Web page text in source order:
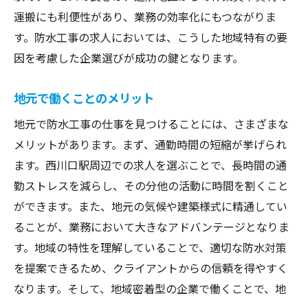
業界での成功事例を学ぶ
西川口駅で見つける防水工事のプロフェッショ
ナル求人
専門技能を活かすチャンス
未経験者歓迎の求人も多い
専門職としての将来性
資格取得を支援する制度
求人情報の詳細を確認する
地域特有の気候に対応する防水工事求人を西川
口駅で探す
気候と建築様式に基づく求人選び
地域特性を活かした求人情報
運搬にも利便性があり、業務の効率化にもつながりま
す。防水工事の求人においては、こうした地域特有の要
因を考慮した企業選びが成功の鍵となります。
地元で働くことのメリット
地元で防水工事の仕事を見つけることには、さまざまな
メリットがあります。まず、通勤時間の短縮が挙げられ
ます。西川口駅周辺での求人を選ぶことで、長時間の通
勤ストレスを減らし、その分他の活動に時間を割くこと
ができます。また、地元の気候や建築様式に精通してい
ることが、業務において大きなアドバンテージとなりま
す。地域の特性を理解していることで、適切な防水対策
を提案できるため、クライアントからの信頼を得やすく
なります。そして、地域密着型の企業で働くことで、地